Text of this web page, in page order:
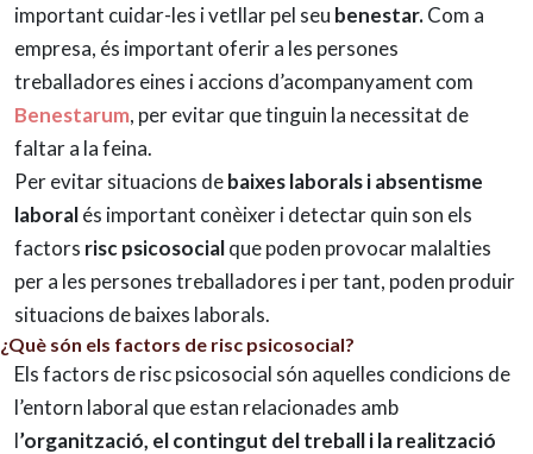
important cuidar-les i vetllar pel seu benestar.Com a
empresa, és important oferir a les persones
treballadores eines i accions d’acompanyament com
Benestarum, per evitar que tinguin la necessitat de
faltar a la feina.
Per evitar situacions debaixes laborals i absentisme
laboralés important conèixer i detectar quin son els
factors risc psicosocialque poden provocar malalties
per a les persones treballadores i per tant, poden produir
situacions de baixes laborals.
¿Què són els factors de risc psicosocial?
Els factors de risc psicosocial són aquelles condicions de
l’entorn laboral que estan relacionades amb
l’organització, el contingut del treball i la realització